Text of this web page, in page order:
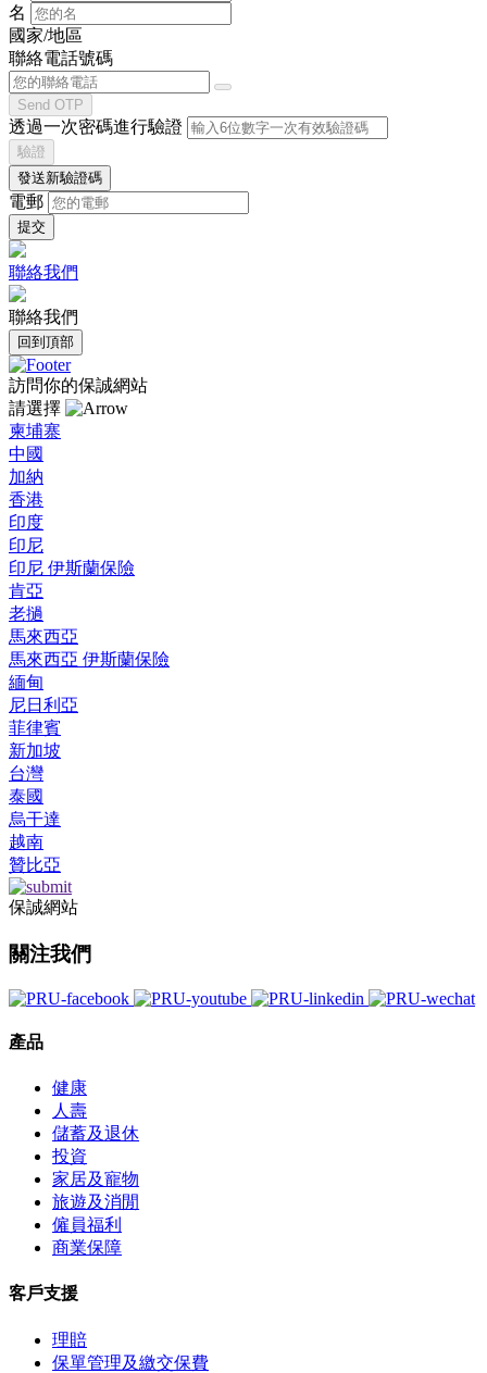
名
國家/地區
聯絡電話號碼
Send OTP
透過一次密碼進行驗證
驗證
發送新驗證碼
電郵
聯絡我們
聯絡我們
回到頂部
訪問你的保誠網站
請選擇
柬埔寨
中國
加納
香港
印度
印尼
印尼 伊斯蘭保險
肯亞
老撾
馬來西亞
馬來西亞 伊斯蘭保險
緬甸
尼日利亞
菲律賓
新加坡
台灣
泰國
烏干達
越南
贊比亞
保誠網站
關注我們
產品
健康
人壽
儲蓄及退休
投資
家居及寵物
旅遊及消閒
僱員福利
商業保障
客戶支援
理賠
保單管理及繳交保費